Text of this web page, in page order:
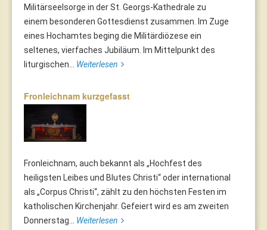
Militärseelsorge in der St. Georgs-Kathedrale zu
einem besonderen Gottesdienst zusammen. Im Zuge
eines Hochamtes beging die Militärdiözese ein
seltenes, vierfaches Jubiläum. Im Mittelpunkt des
liturgischen... Weiterlesen
Fronleichnam kurzgefasst
Fronleichnam, auch bekannt als „Hochfest des
heiligsten Leibes und Blutes Christi“ oder international
als „Corpus Christi“, zählt zu den höchsten Festen im
katholischen Kirchenjahr. Gefeiert wird es am zweiten
Donnerstag... Weiterlesen